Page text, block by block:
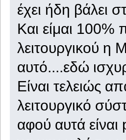
έχει ήδη βάλει
Και είμαι
λειτουργικού η
αυτό....εδώ
Είναι τελειώς
λειτουργικό
αφού αυτά